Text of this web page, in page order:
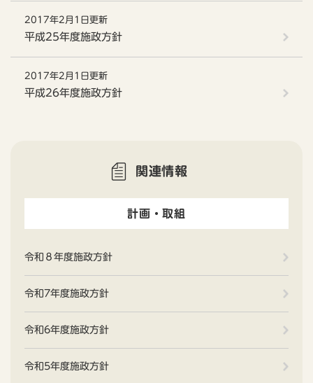
2017年2月1日更新
平成25年度施政方針
2017年2月1日更新
平成26年度施政方針
関連情報
計画・取組
令和８年度施政方針
令和7年度施政方針
令和6年度施政方針
令和5年度施政方針